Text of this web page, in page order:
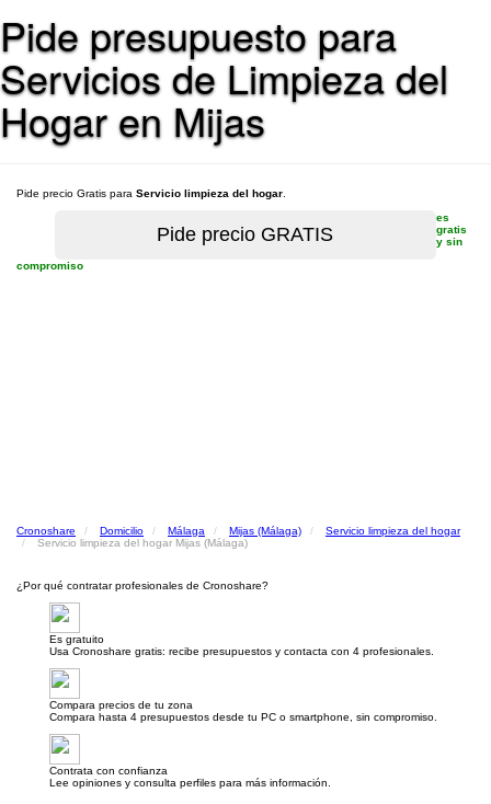
Pide presupuesto para
Servicios de Limpieza del
Hogar en Mijas
Pide precio Gratis para Servicio limpieza del hogar
es
gratis
y sin
compromiso
Cronoshare Domicilio Málaga Mijas (Málaga)
Servicio limpieza del hogar
Servicio limpieza del hogar Mijas (Málaga)
¿Por qué contratar profesionales de Cronoshare?
Es gratuito
Usa Cronoshare gratis: recibe presupuestos y contacta con 4 profesionales.
Compara precios de tu zona
Compara hasta 4 presupuestos desde tu PC o smartphone, sin compromiso.
Contrata con confianza
Lee opiniones y consulta perfiles para más información.